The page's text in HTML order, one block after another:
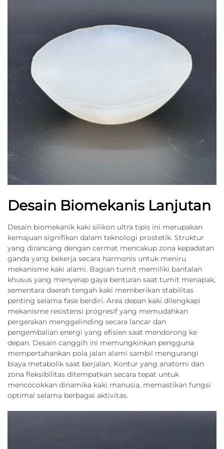
Desain Biomekanis Lanjutan
Desain biomekanik kaki silikon ultra tipis ini merupakan
kemajuan signifikan dalam teknologi prostetik. Struktur
yang dirancang dengan cermat mencakup zona kepadatan
ganda yang bekerja secara harmonis untuk meniru
mekanisme kaki alami. Bagian tumit memiliki bantalan
khusus yang menyerap gaya benturan saat tumit menapak,
sementara daerah tengah kaki memberikan stabilitas
penting selama fase berdiri. Area depan kaki dilengkapi
mekanisme resistensi progresif yang memudahkan
pergerakan menggelinding secara lancar dan
pengembalian energi yang efisien saat mendorong ke
depan. Desain canggih ini memungkinkan pengguna
mempertahankan pola jalan alami sambil mengurangi
biaya metabolik saat berjalan. Kontur yang anatomi dan
zona fleksibilitas ditempatkan secara tepat untuk
mencocokkan dinamika kaki manusia, memastikan fungsi
optimal selama berbagai aktivitas.